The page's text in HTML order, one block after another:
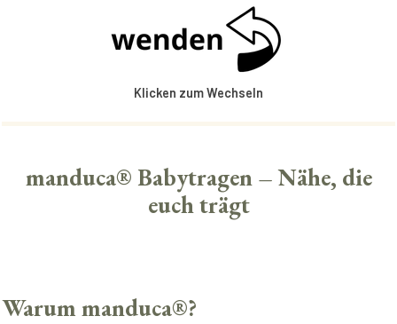
Klicken zum Wechseln
manduca® Babytragen – Nähe, die
euch trägt
Warum manduca®?